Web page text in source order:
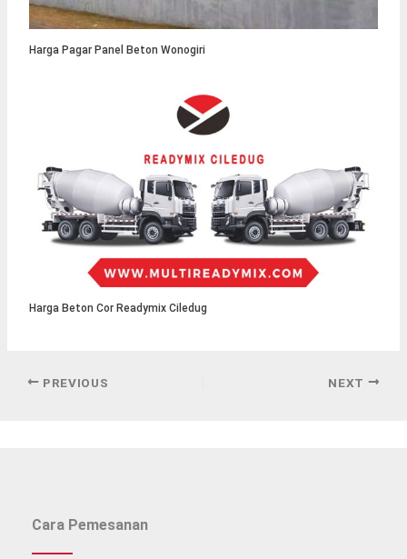
Harga Pagar Panel Beton Wonogiri
Harga Beton Cor Readymix Ciledug
PREVIOUS NEXT
Cara Pemesanan